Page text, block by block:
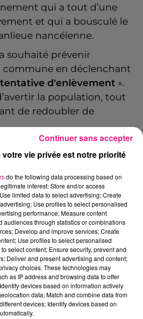
qui a tout d’une
et qui a bousculé le
nancéienne.
souhaité prévenir
commune en déclenchant
d'enlèvement ».
la population, tout
de redoubler de
X a été déposée par les
votre vie privée est notre priorité
do the following data processing based on
interest: Store and/or access
limited data to select advertising; Create
Use profiles to select personalised
performance; Measure content
audiences through statistics or combinations
Develop and improve services; Create
Use profiles to select personalised
select content; Ensure security, prevent and
Deliver and present advertising and content;
choices. These technologies may
as IP address and browsing data to offer
devices based on information actively
data; Match and combine data from
devices; Identify devices based on
Continuer sans accepter